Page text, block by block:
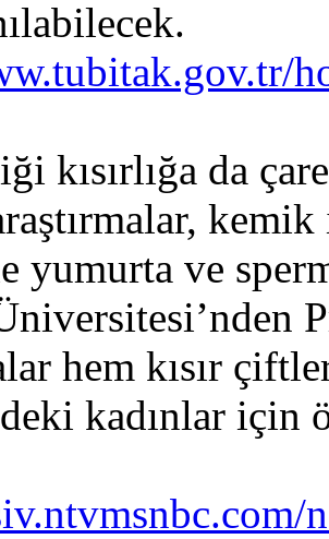
kısırlığa da
yumurta ve
hem kısır
kadınlar için